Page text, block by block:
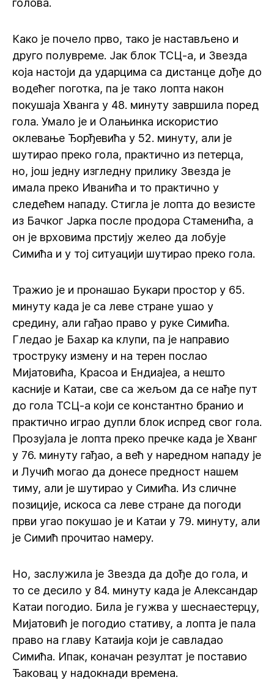
голова.
Како је почело прво, тако је настављено и
друго полувреме. Јак блок ТСЦ-а, и Звезда
која настоји да ударцима са дистанце дође до
водећег поготка, па је тако лопта након
покушаја Хванга у 48. минуту завршила поред
гола. Умало је и Олањинка искористио
оклевање Ђорђевића у 52. минуту, али је
шутирао преко гола, практично из петерца,
но, још једну изгледну прилику Звезда је
имала преко Иванића и то практично у
следећем нападу. Стигла је лопта до везисте
из Бачког Јарка после продора Стаменића, а
он је врховима прстију желео да лобује
Симића и у тој ситуацији шутирао преко гола.
Тражио је и пронашао Букари простор у 65.
минуту када је са леве стране ушао у
средину, али гађао право у руке Симића.
Гледао је Бахар ка клупи, па је направио
троструку измену и на терен послао
Мијатовића, Красоа и Ендиајеа, а нешто
касније и Катаи, све са жељом да се нађе пут
до гола ТСЦ-а који се константно бранио и
практично играо дупли блок испред свог гола.
Прозујала је лопта преко пречке када је Хванг
у 76. минуту гађао, а већ у наредном нападу је
и Лучић могао да донесе предност нашем
тиму, али је шутирао у Симића. Из сличне
позиције, искоса са леве стране да погоди
први угао покушао је и Катаи у 79. минуту, али
је Симић прочитао намеру.
Но, заслужила је Звезда да дође до гола, и
то се десило у 84. минуту када је Александар
Катаи погодио. Била је гужва у шеснаестерцу,
Мијатовић је погодио стативу, а лопта је пала
право на главу Катаија који је савладао
Симића. Ипак, коначан резултат је поставио
Ђаковац у надокнади времена.